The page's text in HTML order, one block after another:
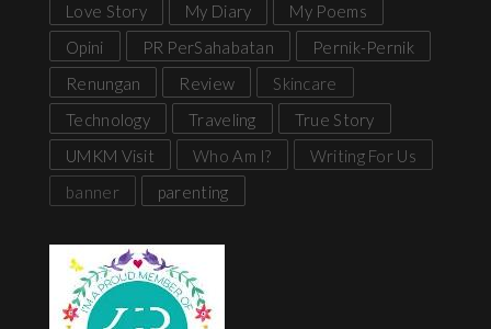
Love Story
My Diary
My Poems
Opini
PR PerSahabatan
Pernik-Pernik
Renungan
Review
Skincare
Technology
Traveling
True Story
UMKM Visit
Who Am I?
Writing For Us
banner
parenting